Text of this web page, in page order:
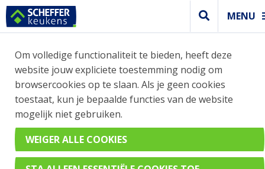
MENU
MODERNE KEUKENS
MAAK EEN AFSPRAAK IN ONZE
SHOWROOM
Welke stijl wil jij zien?
Hoogglans Greeploos Mat
Om volledige functionaliteit te bieden, heeft deze
website jouw expliciete toestemming nodig om
browsercookies op te slaan. Als je geen cookies
toestaat, kun je bepaalde functies van de website
mogelijk niet gebruiken.